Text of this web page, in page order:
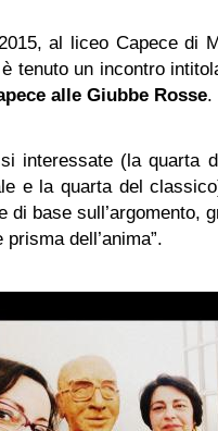
al liceo Capece di
tenuto un incontro
alle Giubbe Rosse.
interessate (la quarta
e la quarta del
di base sull’argomento,
prisma dell’anima”.